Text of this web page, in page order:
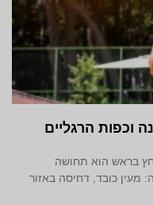
וכפות הרגליים
בראש הוא תחושה
מעין כובד, דחיסה באזור